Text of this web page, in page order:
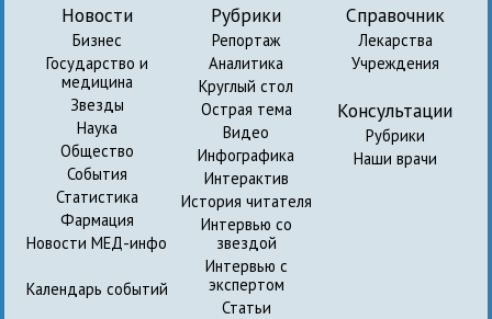
Новости
Бизнес
Государство и
медицина
Звезды
Наука
Общество
События
Статистика
Фармация
Новости МЕД-инфо
Календарь событий
Рубрики
Репортаж
Аналитика
Круглый стол
Острая тема
Видео
Инфографика
Интерактив
История читателя
Интервью со
звездой
Интервью с
экспертом
Статьи
Справочник
Лекарства
Учреждения
Консультации
Рубрики
Наши врачи